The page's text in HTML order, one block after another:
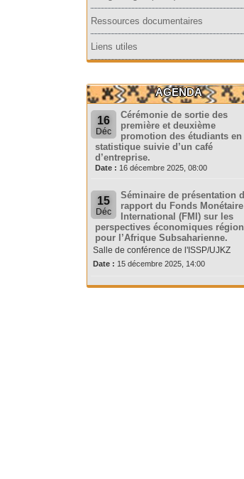
Ressources documentaires
Liens utiles
AGENDA
16
Déc
Cérémonie de sortie des
première et deuxième
promotion des étudiants en
statistique suivie d’un café
d’entreprise.
Date : 16 décembre 2025, 08:00
15
Déc
Séminaire de présentation
rapport du Fonds Monétaire
International (FMI) sur les
perspectives économiques
pour l’Afrique Subsaharienne.
Salle de conférence de l'ISSP/UJKZ
Date : 15 décembre 2025, 14:00